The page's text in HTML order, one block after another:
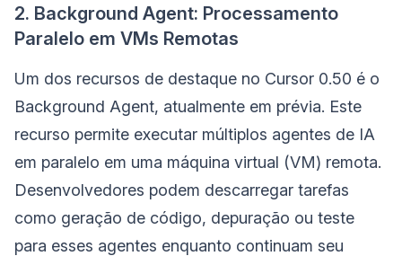
2. Background Agent: Processamento
Paralelo em VMs Remotas
Um dos recursos de destaque no Cursor 0.50 é o
Background Agent, atualmente em prévia. Este
recurso permite executar múltiplos agentes de IA
em paralelo em uma máquina virtual (VM) remota.
Desenvolvedores podem descarregar tarefas
como geração de código, depuração ou teste
para esses agentes enquanto continuam seu